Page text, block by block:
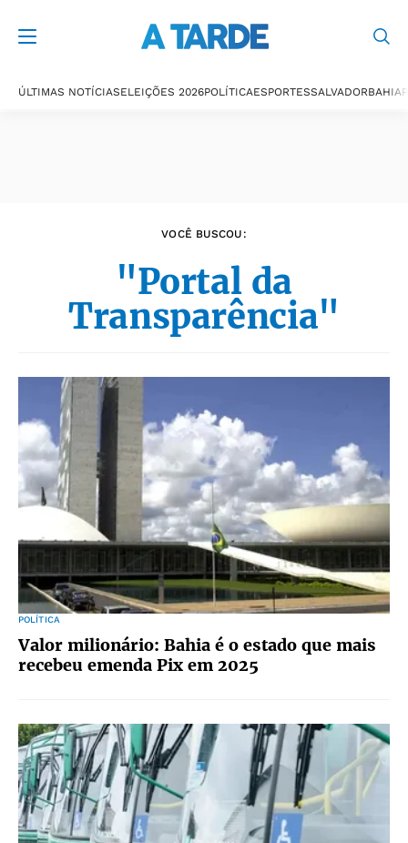
ÚLTIMAS NOTÍCIASELEIÇÕES 2026POLÍTICAESPORTESSALVADORBAHIA
VOCÊ BUSCOU:
"Portal da
Transparência"
POLÍTICA
Valor milionário: Bahia é o estado que mais
recebeu emenda Pix em 2025